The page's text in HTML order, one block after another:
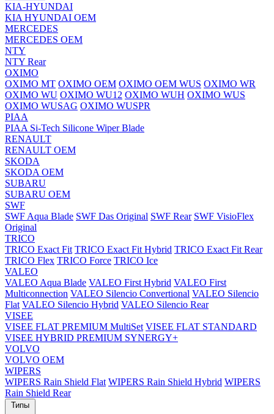
KIA-HYUNDAI
KIA HYUNDAI OEM
MERCEDES
MERCEDES OEM
NTY
NTY Rear
OXIMO
OXIMO MT OXIMO OEM OXIMO OEM WUS OXIMO WR
OXIMO WU OXIMO WU12 OXIMO WUH OXIMO WUS
OXIMO WUSAG OXIMO WUSPR
PIAA
PIAA Si-Tech Silicone Wiper Blade
RENAULT
RENAULT OEM
SKODA
SKODA OEM
SUBARU
SUBARU OEM
SWF
SWF Aqua Blade SWF Das Original SWF Rear SWF VisioFlex
Original
TRICO
TRICO Exact Fit TRICO Exact Fit Hybrid TRICO Exact Fit Rear
TRICO Flex TRICO Force TRICO Ice
VALEO
VALEO Aqua Blade VALEO First Hybrid VALEO First
Multiconnection VALEO Silencio Convertional VALEO Silencio
Flat VALEO Silencio Hybrid VALEO Silencio Rear
VISEE
VISEE FLAT PREMIUM MultiSet VISEE FLAT STANDARD
VISEE HYBRID PREMIUM SYNERGY+
VOLVO
VOLVO OEM
WIPERS
WIPERS Rain Shield Flat WIPERS Rain Shield Hybrid WIPERS
Rain Shield Rear
Типы